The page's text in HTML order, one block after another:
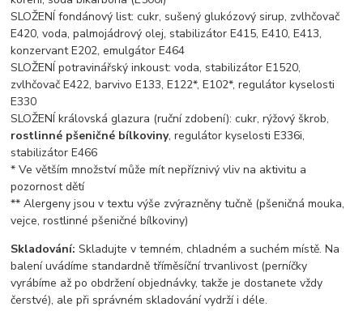
SLOŽENÍ fondánový list: cukr, sušený glukózový sirup, zvlhčovač
E420, voda, palmojádrový olej, stabilizátor E415, E410, E413,
konzervant E202, emulgátor E464
SLOŽENÍ potravinářský inkoust: voda, stabilizátor E1520,
zvlhčovač E422, barvivo E133, E122*, E102*, regulátor kyselosti
E330
SLOŽENÍ královská glazura (ruční zdobení): cukr, rýžový škrob,
rostlinné pšeničné bílkoviny, regulátor kyselosti E336i,
stabilizátor E466
* Ve větším množství může mít nepříznivý vliv na aktivitu a
pozornost dětí
** Alergeny jsou v textu výše zvýrazněny tučně (pšeničná mouka,
vejce, rostlinné pšeničné bílkoviny)
Skladování: Skladujte v temném, chladném a suchém místě. Na
balení uvádíme standardně tříměsíční trvanlivost (perníčky
vyrábíme až po obdržení objednávky, takže je dostanete vždy
čerstvé), ale při správném skladování vydrží i déle.